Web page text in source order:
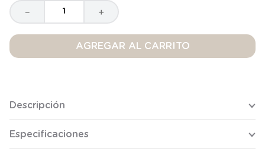
＋
－
AGREGAR AL CARRITO
Descripción
Especificaciones